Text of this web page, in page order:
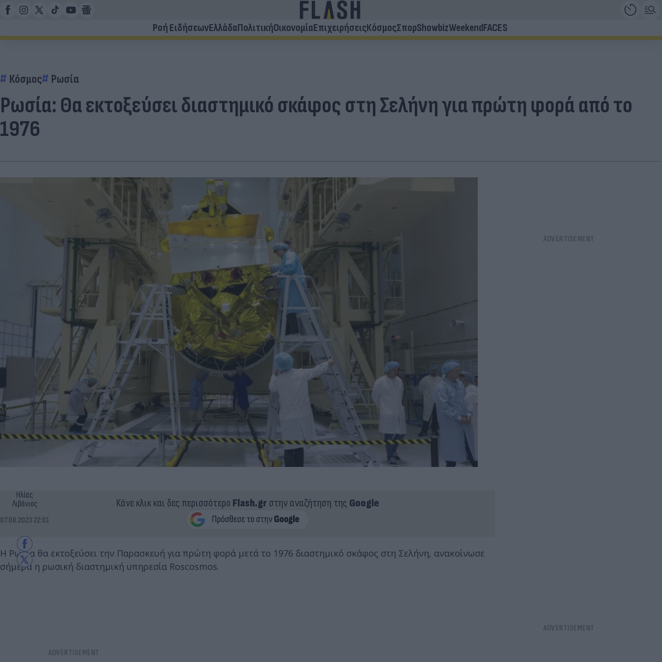
Ροή ΕιδήσεωνΕλλάδαΠολιτικήΟικονομίαΕπιχειρήσειςΚόσμοςΣπορShowbizWeekendFACES
Κόσμος Ρωσία
Ρωσία: Θα εκτοξεύσει διαστημικό σκάφος στη Σελήνη για πρώτη φορά από το
1976
Ηλίας
Λιβάνιος
07.08.2023 22:01
Κάνε κλικ και δες περισσότερο Flash.grστην αναζήτηση της Google
Η Ρωσία θα εκτοξεύσει την Παρασκευή για πρώτη φορά μετά το 1976 διαστημικό σκάφος στη Σελήνη, ανακοίνωσε
σήμερα η ρωσική διαστημική υπηρεσία Roscosmos.